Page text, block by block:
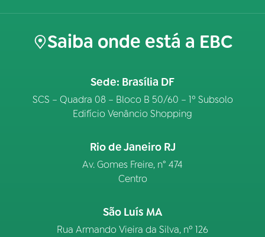
Saiba onde está a EBC
Sede: Brasília DF
SCS – Quadra 08 – Bloco B 50/60 – 1º Subsolo
Edifício Venâncio Shopping
Rio de Janeiro RJ
Av. Gomes Freire, n° 474
Centro
São Luís MA
Rua Armando Vieira da Silva, nº 126